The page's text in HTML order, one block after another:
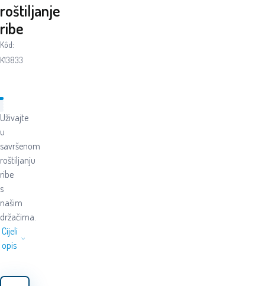
roštiljanje
ribe
Kôd:
K13833
Uživajte
u
savršenom
roštiljanju
ribe
s
našim
držačima.
Cijeli
opis